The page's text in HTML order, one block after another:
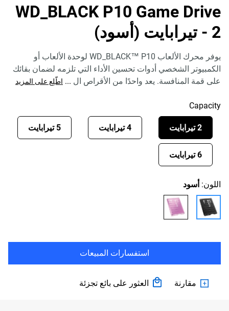
WD_BLACK P10 Game Drive
- 2 تيرابايت (أسود)
يوفر محرك الألعاب WD_BLACK™ P10 لوحدة الألعاب أو
الكمبيوتر الشخصي أدوات تحسين الأداء التي تلزمه لضمان بقائك
على قمة المنافسة. يعد واحدًا من الأقراص ال ... اطّلِع على المزيد
Capacity
2 تيرابايت 4 تيرابايت 5 تيرابايت
6 تيرابايت
اللون: أسود
استفسارات المبيعات
مقارنة العثور على بائع تجزئة